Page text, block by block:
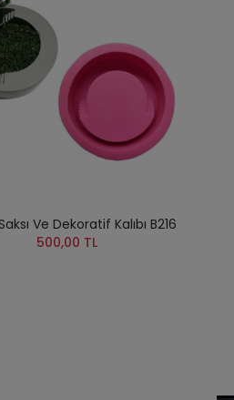
Ve Dekoratif Kalıbı B216
500,00 TL